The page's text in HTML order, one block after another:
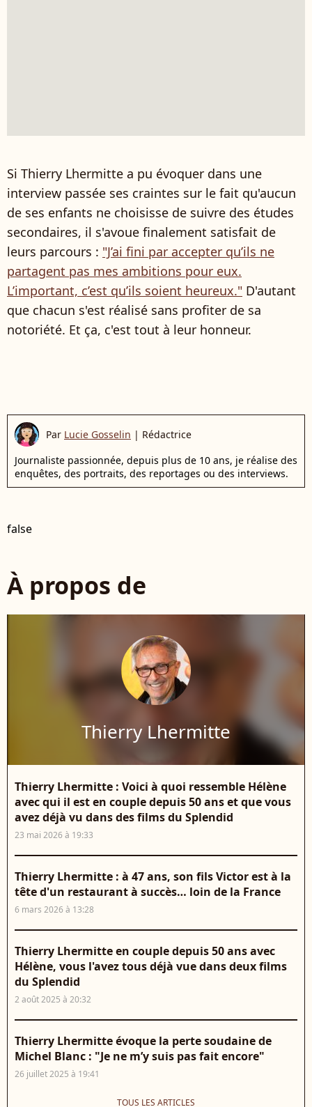
Si Thierry Lhermitte a pu évoquer dans une
interview passée ses craintes sur le fait qu'aucun
de ses enfants ne choisisse de suivre des études
secondaires, il s'avoue finalement satisfait de
leurs parcours : "J’ai fini par accepter qu’ils ne
partagent pas mes ambitions pour eux.
L’important, c’est qu’ils soient heureux." D'autant
que chacun s'est réalisé sans profiter de sa
notoriété. Et ça, c'est tout à leur honneur.
Par Lucie Gosselin | Rédactrice
Journaliste passionnée, depuis plus de 10 ans, je réalise des
enquêtes, des portraits, des reportages ou des interviews.
false
À propos de
Thierry Lhermitte
Thierry Lhermitte : Voici à quoi ressemble Hélène
avec qui il est en couple depuis 50 ans et que vous
avez déjà vu dans des films du Splendid
23 mai 2026 à 19:33
Thierry Lhermitte : à 47 ans, son fils Victor est à la
tête d'un restaurant à succès… loin de la France
6 mars 2026 à 13:28
Thierry Lhermitte en couple depuis 50 ans avec
Hélène, vous l'avez tous déjà vue dans deux films
du Splendid
2 août 2025 à 20:32
Thierry Lhermitte évoque la perte soudaine de
Michel Blanc : "Je ne m’y suis pas fait encore"
26 juillet 2025 à 19:41
TOUS LES ARTICLES